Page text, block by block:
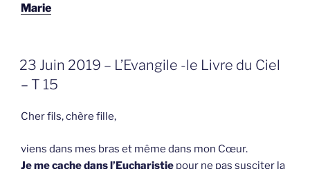
Marie
GEPLAATST
OP
23 Juin 2019 – L’Evangile -le Livre du Ciel
– T 15
Cher fils, chère fille,
viens dans mes bras et même dans mon Cœur.
Je me cache dans l’Eucharistie pour ne pas susciter la